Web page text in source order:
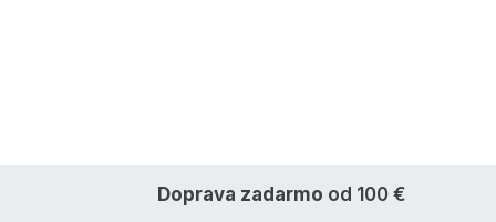
Doprava zadarmo od 100 €